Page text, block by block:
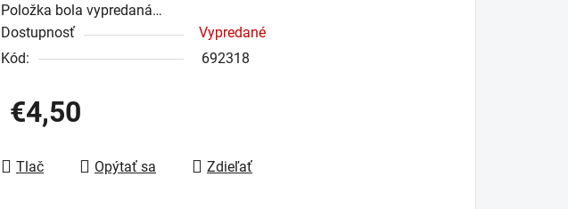
z
5
hviezdičiek.
Položka bola vypredaná…
Dostupnosť
Vypredané
Kód:
692318
€4,50
Tlač
Opýtať sa Zdieľať